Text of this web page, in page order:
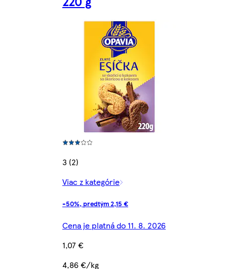
3 (2)
Viac z kategórie
-50%, predtým 2,15 €
Cena je platná do 11. 8. 2026
1,07 €
4,86 €/kg